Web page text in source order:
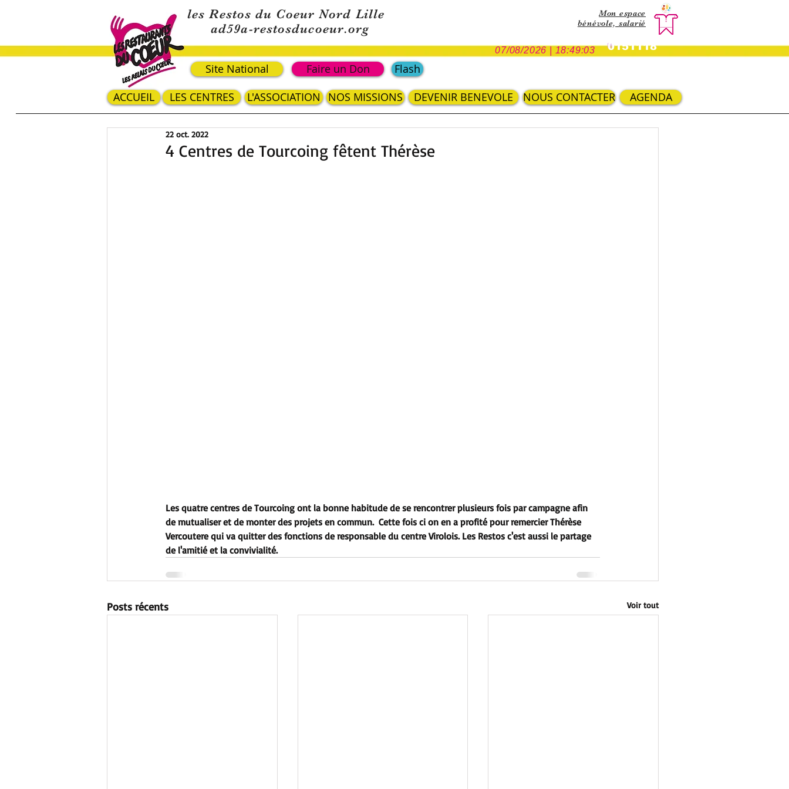
les Restos du Coeur Nord Lille
Faire un Don Flash
Mon espace
bénévole, salarié
0151118
ad59a-restosducoeur.org
07/08/2026 | 18:49:03
Site National
ACCUEIL
DEVENIR BENEVOLE
LES CENTRES NOS MISSIONS
L'ASSOCIATION AGENDA
NOUS CONTACTER
4 Centres de Tourcoing fêtent Thérèse
22 oct. 2022
Les quatre centres de Tourcoing ont la bonne habitude de se rencontrer plusieurs fois par campagne afin
de mutualiser et de monter des projets en commun.  Cette fois ci on en a profité pour remercier Thérèse
Vercoutere qui va quitter des fonctions de responsable du centre Virolois. Les Restos c'est aussi le partage
de l'amitié et la convivialité.
Posts récents Voir tout